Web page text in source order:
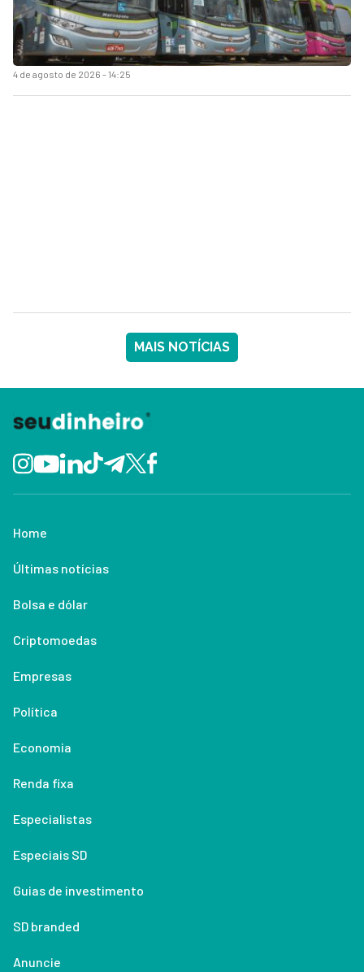
4 de agosto de 2026 - 14:25
MAIS NOTÍCIAS
Home
Últimas notícias
Bolsa e dólar
Criptomoedas
Empresas
Política
Economia
Renda fixa
Especialistas
Especiais SD
Guias de investimento
SD branded
Anuncie